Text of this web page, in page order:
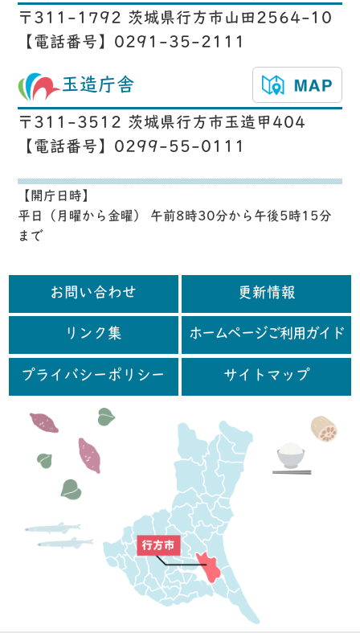
〒311-1792 茨城県行方市山田2564-10
【電話番号】0291-35-2111
玉造庁舎
〒311-3512 茨城県行方市玉造甲404
【電話番号】0299-55-0111
【開庁日時】
平日（月曜から金曜） 午前8時30分から午後5時15分
まで
お問い合わせ 更新情報
リンク集 ホームページご利用ガイド
プライバシーポリシー サイトマップ